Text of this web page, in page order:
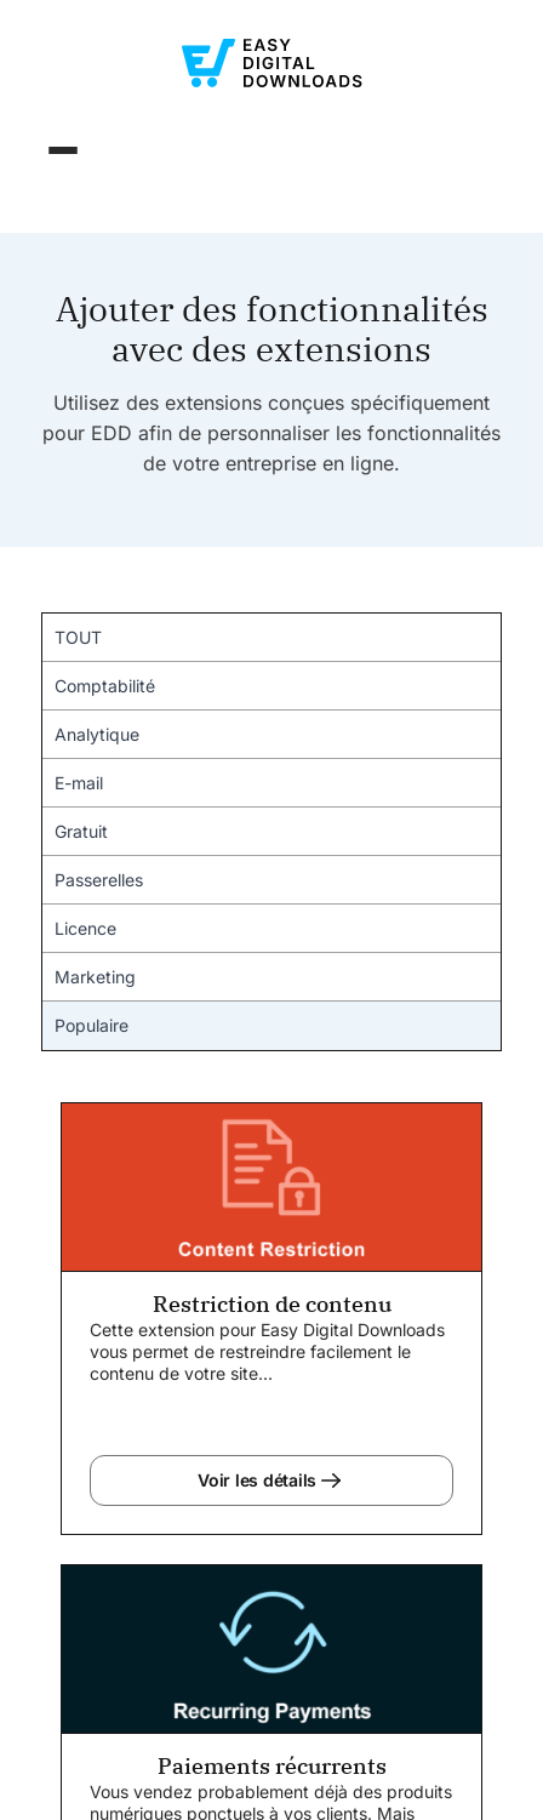
Ajouter des fonctionnalités
avec des extensions
Utilisez des extensions conçues spécifiquement
pour EDD afin de personnaliser les fonctionnalités
de votre entreprise en ligne.
TOUT
Comptabilité
Analytique
E-mail
Gratuit
Passerelles
Licence
Marketing
Populaire
Restriction de contenu
Cette extension pour Easy Digital Downloads
vous permet de restreindre facilement le
contenu de votre site...
Voir les détails
Paiements récurrents
Vous vendez probablement déjà des produits
numériques ponctuels à vos clients. Mais